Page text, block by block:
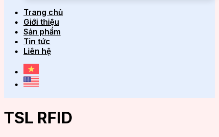
Trang chủ
Giới thiệu
Sản phẩm
Tin tức
Liên hệ
TSL RFID